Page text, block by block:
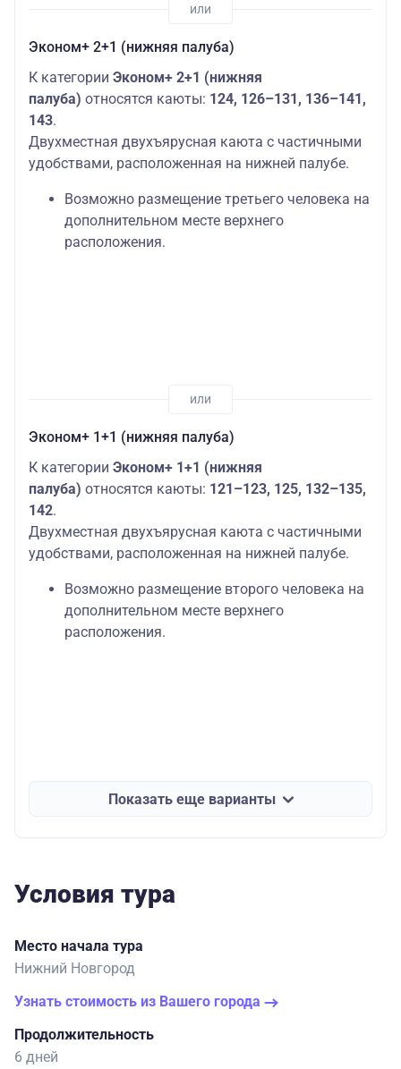
Эконом+ 2+1 (нижняя палуба)
К категории Эконом+ 2+1 (нижняя
палуба) относятся каюты: 124, 126–131, 136–141,
143.
Двухместная двухъярусная каюта с частичными
удобствами, расположенная на нижней палубе.
Возможно размещение третьего человека на
дополнительном месте верхнего
расположения.
Эконом+ 1+1 (нижняя палуба)
К категории Эконом+ 1+1 (нижняя
палуба) относятся каюты: 121–123, 125, 132–135,
142.
Двухместная двухъярусная каюта с частичными
удобствами, расположенная на нижней палубе.
Возможно размещение второго человека на
дополнительном месте верхнего
расположения.
Показать еще варианты
Условия тура
Место начала тура
Нижний Новгород
Узнать стоимость из Вашего города
Продолжительность
6 дней